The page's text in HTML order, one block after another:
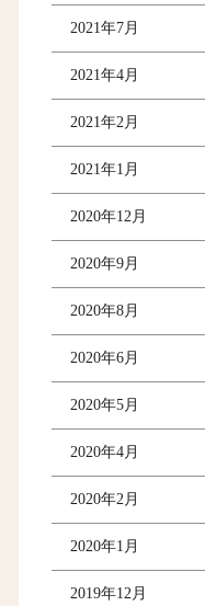
2021年7月
2021年4月
2021年2月
2021年1月
2020年12月
2020年9月
2020年8月
2020年6月
2020年5月
2020年4月
2020年2月
2020年1月
2019年12月